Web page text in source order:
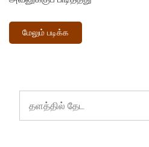
மேலும் படிக்க